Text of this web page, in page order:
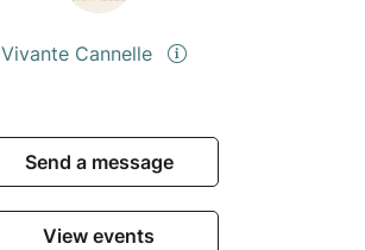
Vivante Cannelle
Send a message
View events